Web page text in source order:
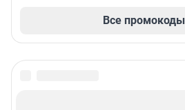
Все промокоды